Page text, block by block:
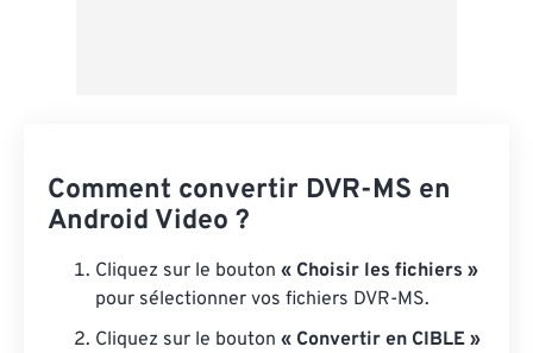
Comment convertir DVR-MS en
Android Video ?
Cliquez sur le bouton « Choisir les fichiers »
pour sélectionner vos fichiers DVR-MS.
Cliquez sur le bouton « Convertir en CIBLE »